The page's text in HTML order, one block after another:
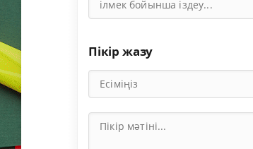
Пікір жазу